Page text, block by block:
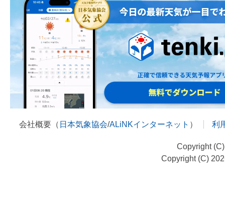
会社概要（ 日本気象協会/ALiNKインターネット ） 利
Copyright
Copyright (C)